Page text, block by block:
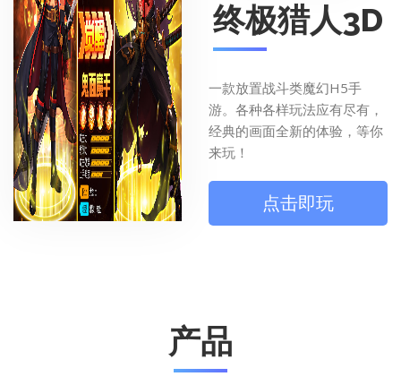
终极猎人3D
一款放置战斗类魔幻H5手
游。各种各样玩法应有尽有，
经典的画面全新的体验，等你
来玩！
点击即玩
产品